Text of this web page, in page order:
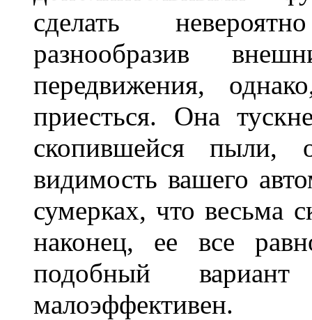
сделать
разнообразив
передвижения,
приесться. Она
скопившейся пыли,
видимость вашего
сумерках, что весьма
наконец, ее все
подобный
малоэффективен.